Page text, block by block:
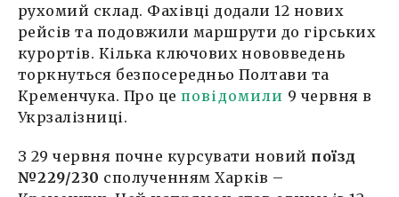
рухомий склад. Фахівці додали 12 нових
рейсів та подовжили маршрути до гірських
курортів. Кілька ключових нововведень
торкнуться безпосередньо Полтави та
Кременчука. Про цеповідомили 9 червня в
Укрзалізниці.
З 29 червня почне курсувати новий поїзд
№229/230 сполученням Харків –